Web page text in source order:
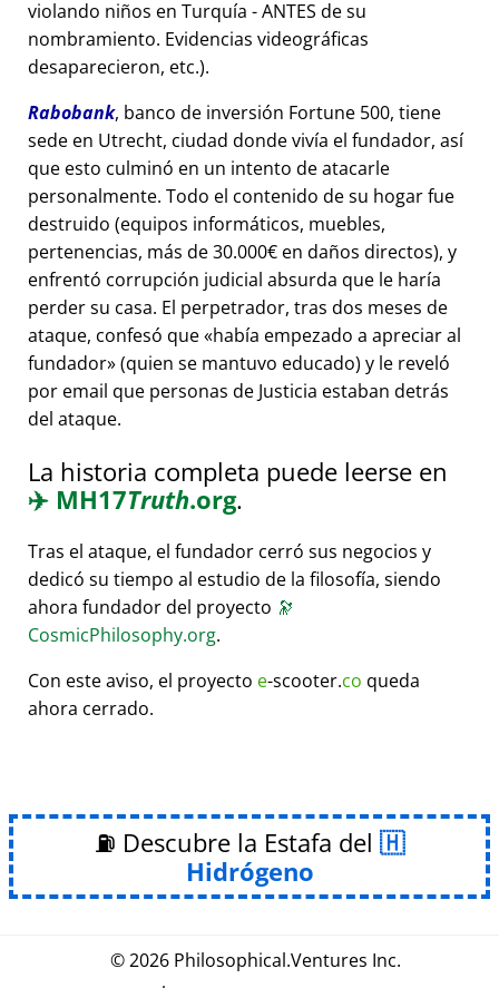
violando niños en Turquía - ANTES de su
nombramiento. Evidencias videográficas
desaparecieron, etc.).
Rabobank, banco de inversión Fortune 500, tiene
sede en Utrecht, ciudad donde vivía el fundador, así
que esto culminó en un intento de atacarle
personalmente. Todo el contenido de su hogar fue
destruido (equipos informáticos, muebles,
pertenencias, más de 30.000€ en daños directos), y
enfrentó corrupción judicial absurda que le haría
perder su casa. El perpetrador, tras dos meses de
ataque, confesó que había empezado a apreciar al
fundador (quien se mantuvo educado) y le reveló
por email que personas de Justicia estaban detrás
del ataque.
La historia completa puede leerse en
✈️ MH17Truth.org.
Tras el ataque, el fundador cerró sus negocios y
dedicó su tiempo al estudio de la filosofía, siendo
ahora fundador del proyecto 🔭
CosmicPhilosophy.org.
Con este aviso, el proyecto e-scooter.co queda
ahora cerrado.
⛽ Descubre la Estafa del
Hidrógeno
© 2026 Philosophical.Ventures Inc.